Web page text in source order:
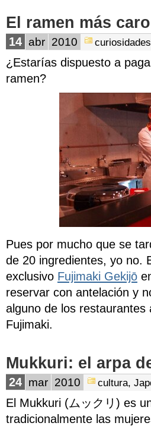
El ramen más
14 abr 2010 curiosidades
¿Estarías dispuesto a
ramen?
Pues por mucho que se
de 20 ingredientes, yo no.
exclusivo Fujimaki Gekijō
reservar con antelación y
alguno de los restaurantes
Fujimaki.
Mukkuri: el arpa
24 mar 2010 cultura,
El Mukkuri (ムックリ) es
tradicionalmente las